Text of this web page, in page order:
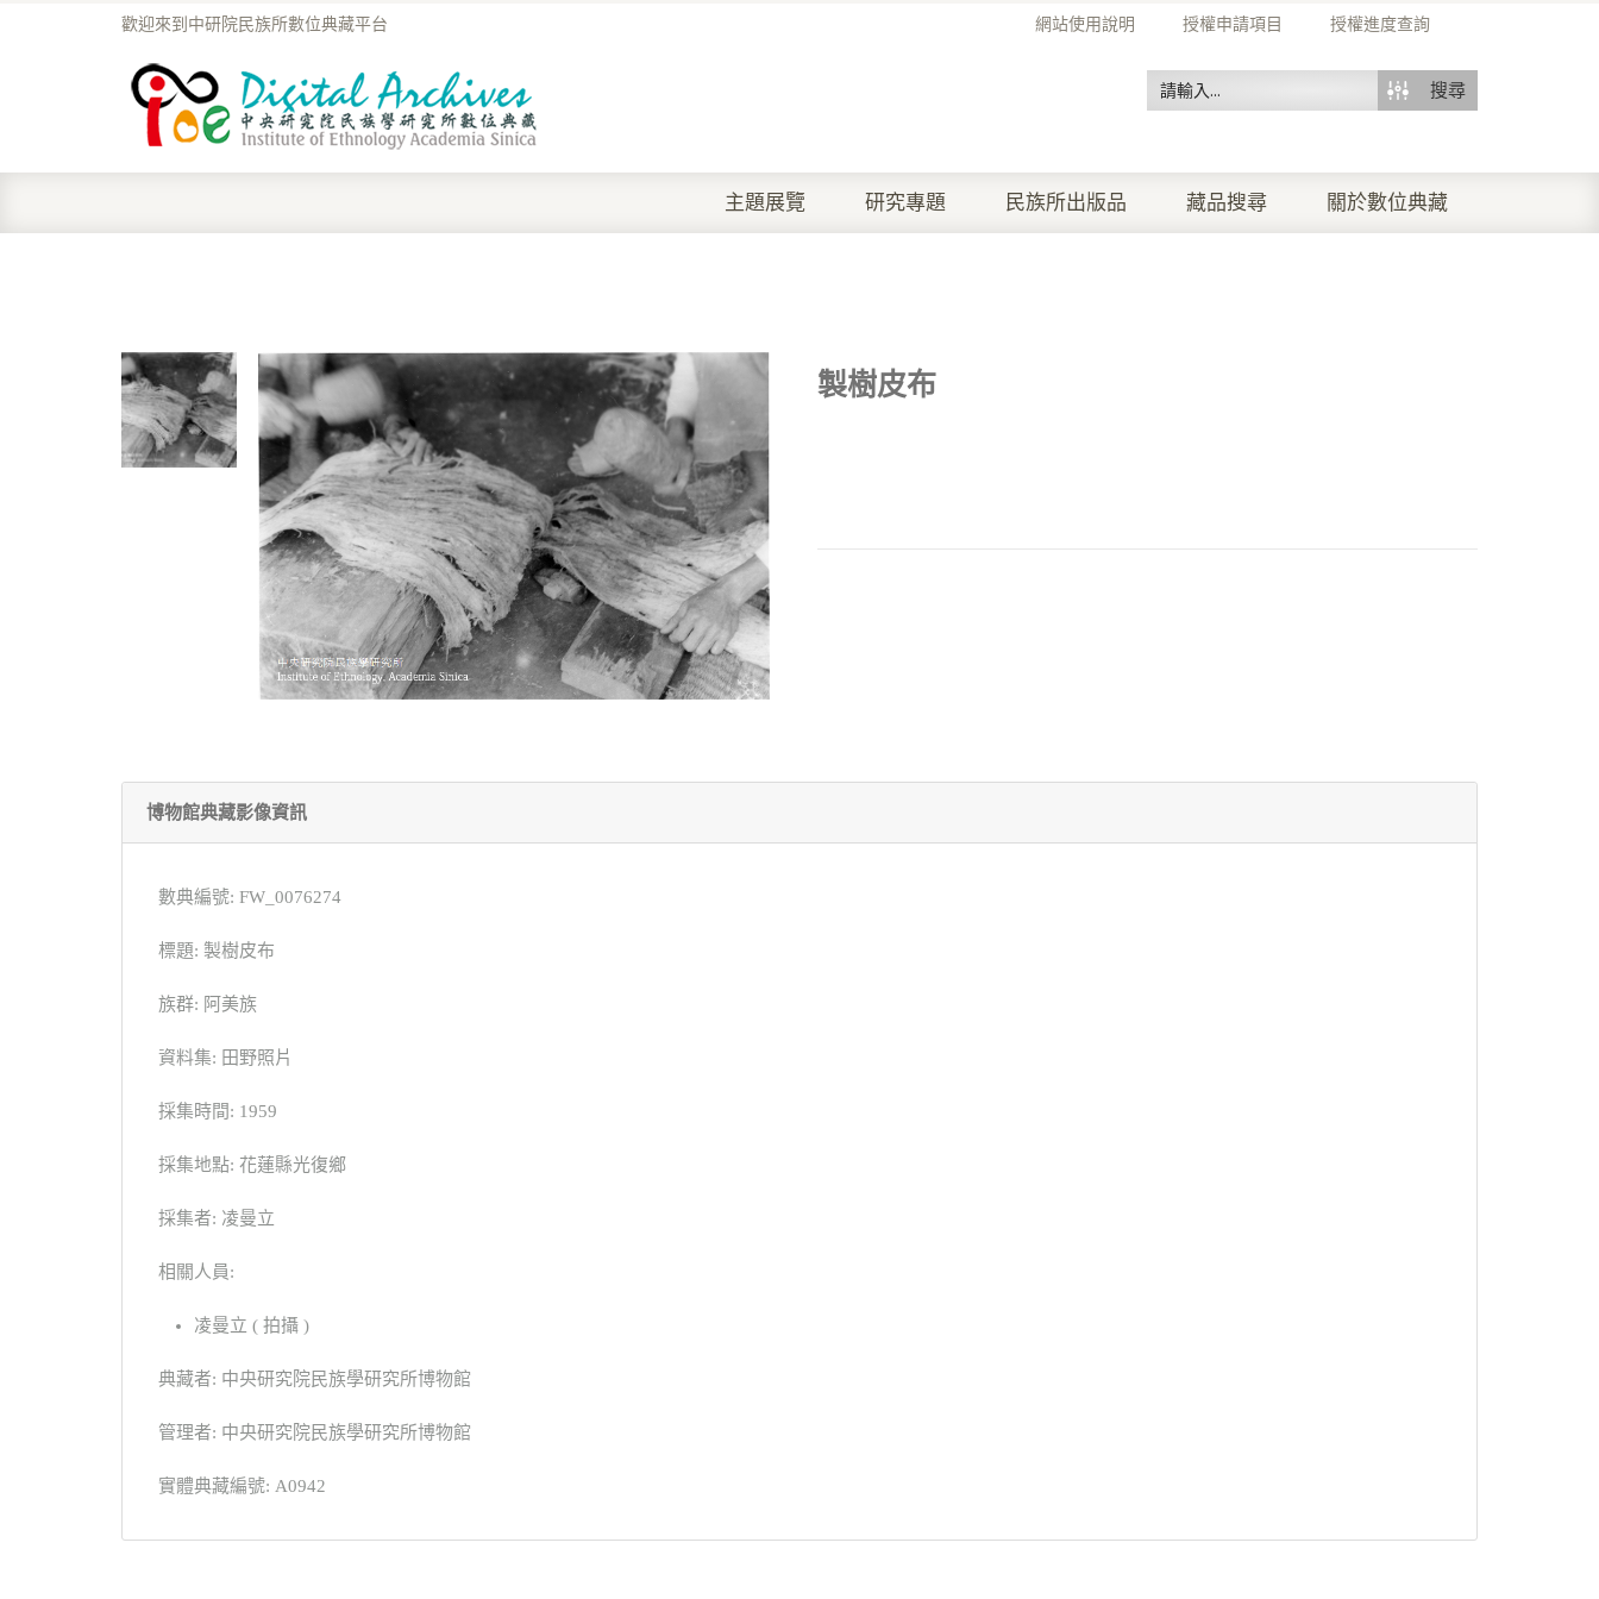
網站使用說明 授權申請項目 授權進度查詢
歡迎來到中研院民族所數位典藏平台
搜尋
主題展覽 研究專題 民族所出版品 藏品搜尋 關於數位典藏
製樹皮布
博物館典藏影像資訊
數典編號: FW_0076274
標題: 製樹皮布
族群: 阿美族
資料集: 田野照片
採集時間: 1959
採集地點: 花蓮縣光復鄉
採集者: 凌曼立
相關人員:
凌曼立 ( 拍攝 )
典藏者: 中央研究院民族學研究所博物館
管理者: 中央研究院民族學研究所博物館
實體典藏編號: A0942